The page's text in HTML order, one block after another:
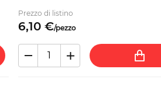
Prezzo di listino
6,10 €/pezzo